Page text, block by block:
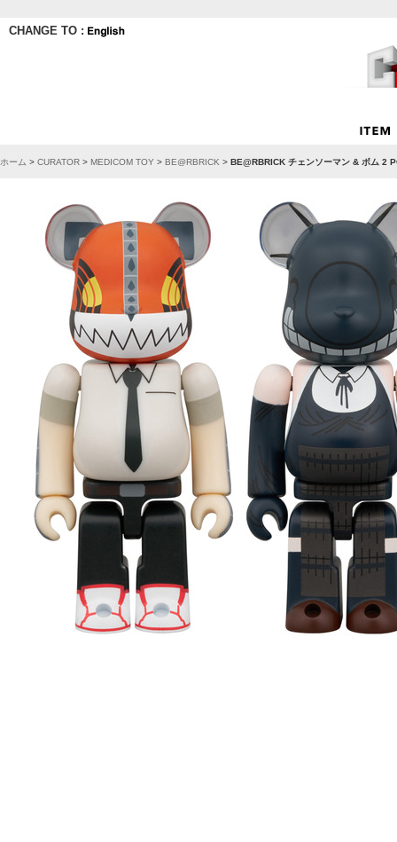
CHANGE TO :
ホーム > CURATOR > MEDICOM TOY > BE@RBRICK > BE@RBRICK チェンソーマン & ボム 2